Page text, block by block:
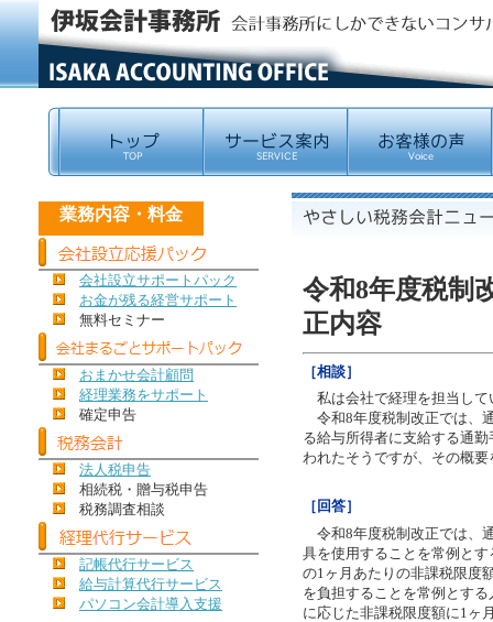
令和8年度税制
正内容
［相談］
私は会社で経理を担当して
令和8年度税制改正では、
る給与所得者に支給する通
われたそうですが、その概
［回答］
令和8年度税制改正では、
具を使用することを常例と
の1ヶ月あたりの非課税限度
を負担することを常例とす
に応じた非課税限度額に1ヶ
業務内容・料金
会社設立サポートパック
お金が残る経営サポート
無料セミナー
おまかせ会計顧問
経理業務をサポート
確定申告
法人税申告
相続税・贈与税申告
税務調査相談
記帳代行サービス
給与計算代行サービス
パソコン会計導入支援